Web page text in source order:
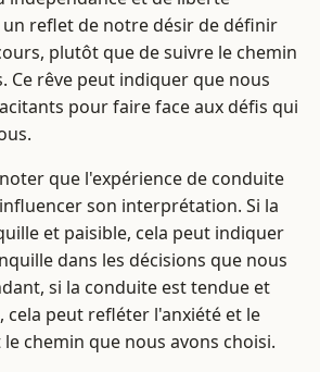
un reflet de notre désir de définir
plutôt que de suivre le chemin
Ce rêve peut indiquer que nous
pour faire face aux défis qui
que l'expérience de conduite
son interprétation. Si la
et paisible, cela peut indiquer
dans les décisions que nous
si la conduite est tendue et
cela peut refléter l'anxiété et le
chemin que nous avons choisi.